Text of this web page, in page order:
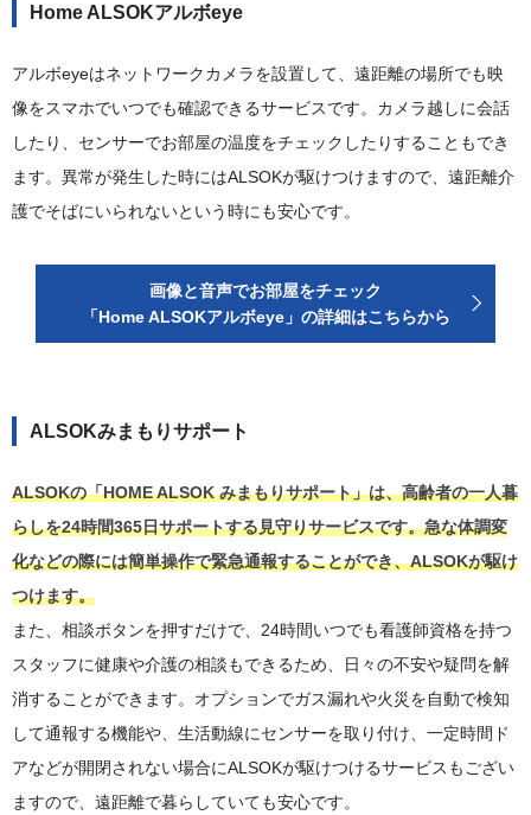
Home ALSOKアルボeye
アルボeyeはネットワークカメラを設置して、遠距離の場所でも映
像をスマホでいつでも確認できるサービスです。カメラ越しに会話
したり、センサーでお部屋の温度をチェックしたりすることもでき
ます。異常が発生した時にはALSOKが駆けつけますので、遠距離介
護でそばにいられないという時にも安心です。
画像と音声でお部屋をチェック
「Home ALSOKアルボeye」の詳細はこちらから
ALSOKみまもりサポート
ALSOKの「HOME ALSOK みまもりサポート」は、高齢者の一人暮
らしを24時間365日サポートする見守りサービスです。急な体調変
化などの際には簡単操作で緊急通報することができ、ALSOKが駆け
つけます。
また、相談ボタンを押すだけで、24時間いつでも看護師資格を持つ
スタッフに健康や介護の相談もできるため、日々の不安や疑問を解
消することができます。オプションでガス漏れや火災を自動で検知
して通報する機能や、生活動線にセンサーを取り付け、一定時間ド
アなどが開閉されない場合にALSOKが駆けつけるサービスもござい
ますので、遠距離で暮らしていても安心です。